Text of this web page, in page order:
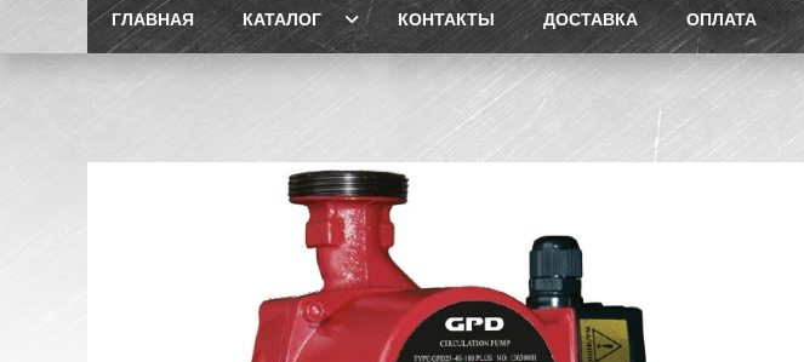
ГЛАВНАЯ КАТАЛОГ КОНТАКТЫ ДОСТАВКА ОПЛАТА